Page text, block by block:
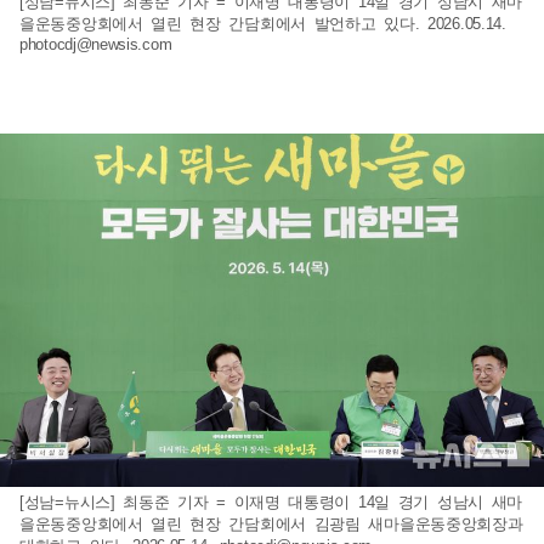
을운동중앙회에서 열린 현장 간담회에서 발언하고 있다. 2026.05.14.
photocdj@newsis.com
[성남=뉴시스] 최동준 기자 = 이재명 대통령이 14일 경기 성남시 새마
을운동중앙회에서 열린 현장 간담회에서 김광림 새마을운동중앙회장과